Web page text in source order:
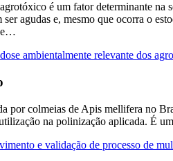
é um fator determinante na
ser agudas e, mesmo que ocorra o
ambientalmente relevante dos
por colmeias de Apis mellifera no
na polinização aplicada. É
e validação de processo de